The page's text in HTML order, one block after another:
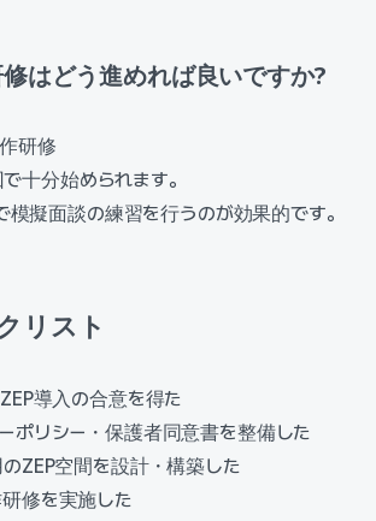
はどう進めれば良いですか?
研修
十分始められます。
擬面談の練習を行うのが効果的です。
リスト
導入の合意を得た
ポリシー・保護者同意書を整備した
ZEP空間を設計・構築した
修を実施した